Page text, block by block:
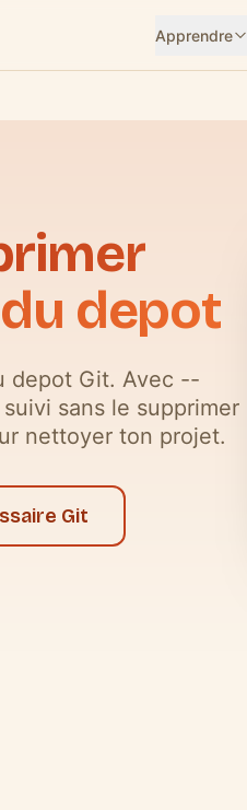
Apprendre
depot
depot Git. Avec --
sans le supprimer
nettoyer ton projet.
Git